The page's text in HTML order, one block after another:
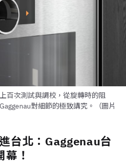
百次測試與調校，從旋轉時的阻
對細節的極致講究。（圖片
台北：Gaggenau台
！